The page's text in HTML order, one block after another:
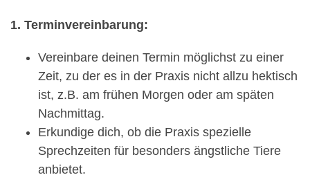
1. Terminvereinbarung:
Vereinbare deinen Termin möglichst zu einer
Zeit, zu der es in der Praxis nicht allzu hektisch
ist, z.B. am frühen Morgen oder am späten
Nachmittag.
Erkundige dich, ob die Praxis spezielle
Sprechzeiten für besonders ängstliche Tiere
anbietet.